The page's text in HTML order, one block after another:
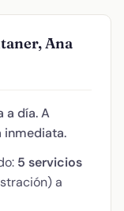
Ana
a día. A
inmediata.
5 servicios
a